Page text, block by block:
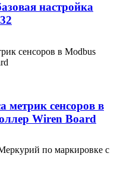
настройка
метрик сенсоров в
Wiren Board